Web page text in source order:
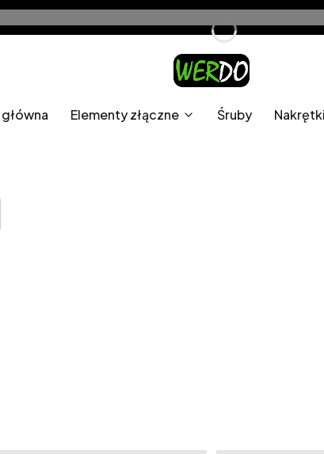
Elementy złączne Śruby Nakrętki